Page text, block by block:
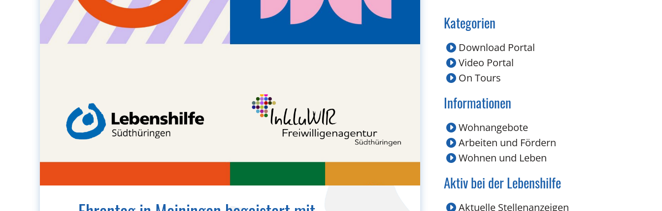
Kategorien
Download Portal
Video Portal
On Tours
Informationen
Wohnangebote
Arbeiten und Fördern
Wohnen und Leben
Aktiv bei der Lebenshilfe
Aktuelle Stellenanzeigen